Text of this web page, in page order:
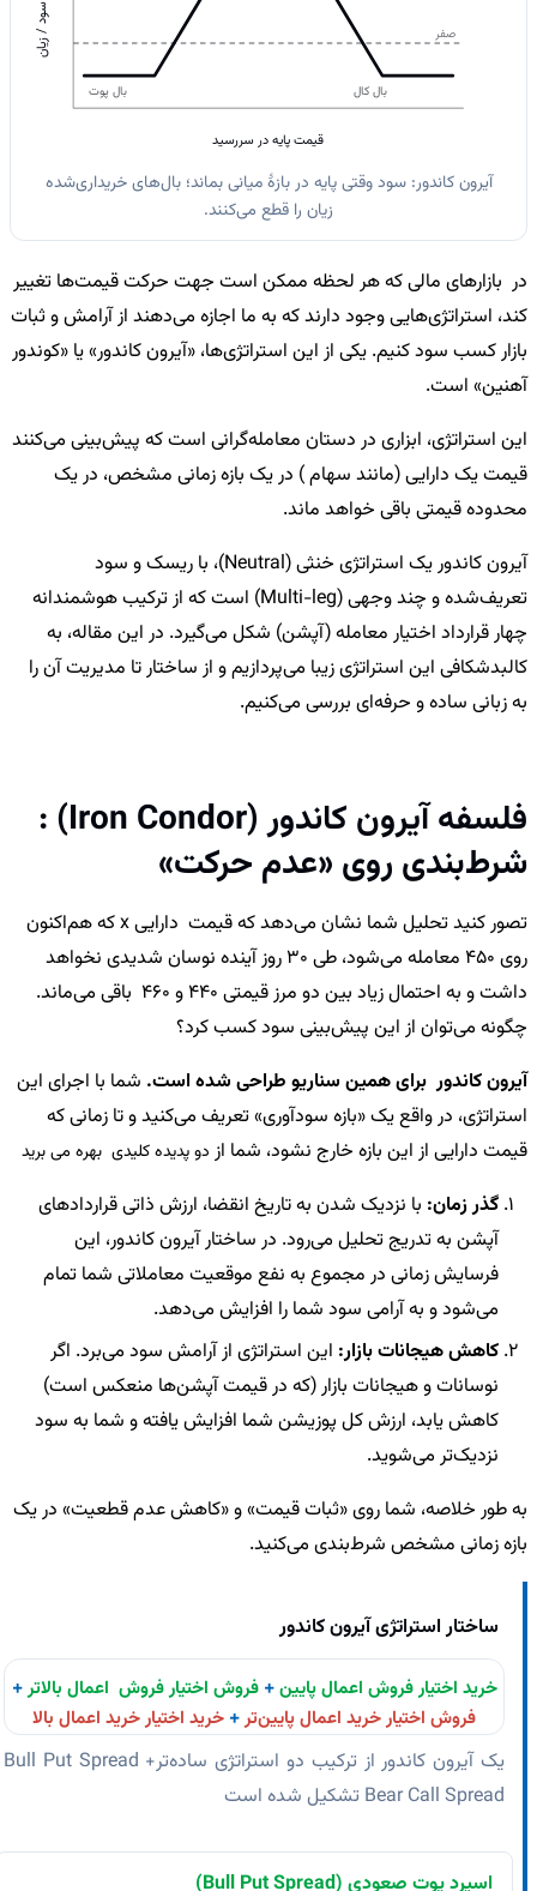
قیمت پایه در سررسید
سود / زیان صفر
بال پوت بال کال
آیرون کاندور: سود وقتی پایه در بازهٔ میانی بماند؛ بال‌های خریداری‌شده
زیان را قطع می‌کنند.
بازارهای مالی که هر لحظه ممکن است جهت حرکت قیمت‌ها تغییر
استراتژی‌هایی وجود دارند که به ما اجازه می‌دهند از آرامش و ثبات
کسب سود کنیم. یکی از این استراتژی‌ها، «آیرون کاندور» یا «کوندور
است.
استراتژی، ابزاری در دستان معامله‌گرانی است که پیش‌بینی می‌کنند
یک دارایی (مانند سهام ) در یک بازه زمانی مشخص، در یک
قیمتی باقی خواهد ماند.
آیرون کاندور یک استراتژی خنثی (Neutral)، با ریسک و سود
تعریف‌شده و چند وجهی (Multi-leg) است که از ترکیب هوشمندانه
قرارداد اختیار معامله (آپشن) شکل می‌گیرد. در این مقاله، به
این استراتژی زیبا می‌پردازیم و از ساختار تا مدیریت آن را
زبانی ساده و حرفه‌ای بررسی می‌کنیم.
فلسفه آیرون کاندور (Iron Condor) :
روی «عدم حرکت»
تصور کنید تحلیل شما نشان می‌دهد که قیمت دارایی x که هم‌اکنون
روی 450 معامله می‌شود، طی 30 روز آینده نوسان شدیدی نخواهد
داشت و به احتمال زیاد بین دو مرز قیمتی 440 و 460 باقی می‌ماند.
می‌توان از این پیش‌بینی سود کسب کرد؟
کاندور برای همین سناریو طراحی شده است.شما با اجرای این
در واقع یک «بازه سودآوری» تعریف می‌کنید و تا زمانی که
دارایی از این بازه خارج نشود، شما از دو پدیده کلیدی بهره می برید
گذر زمان:با نزدیک شدن به تاریخ انقضا، ارزش ذاتی قراردادهای
آپشن به تدریج تحلیل می‌رود. در ساختار آیرون کاندور، این
فرسایش زمانی در مجموع به نفع موقعیت معاملاتی شما تمام
می‌شود و به آرامی سود شما را افزایش می‌دهد.
کاهش هیجانات بازار:این استراتژی از آرامش سود می‌برد. اگر
نوسانات و هیجانات بازار (که در قیمت آپشن‌ها منعکس است)
کاهش یابد، ارزش کل پوزیشن شما افزایش یافته و شما به سود
نزدیک‌تر می‌شوید.
طور خلاصه، شما روی «ثبات قیمت» و «کاهش عدم قطعیت» در یک
زمانی مشخص شرط‌بندی می‌کنید.
ساختار استراتژی آیرون کاندور
خرید اختیار فروش اعمال پایین+ فروش اختیار فروش اعمال بالاتر+
فروش اختیار خرید اعمال پایین‌تر+خرید اختیار خرید اعمال بالا
یک آیرون کاندور از ترکیب دو استراتژی ساده‌ترBull Put Spread +
Bear Call Spread تشکیل شده است
اسپرد پوت صعودی (Bull Put Spread)